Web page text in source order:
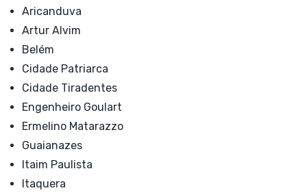
Aricanduva
Artur Alvim
Belém
Cidade Patriarca
Cidade Tiradentes
Engenheiro Goulart
Ermelino Matarazzo
Guaianazes
Itaim Paulista
Itaquera